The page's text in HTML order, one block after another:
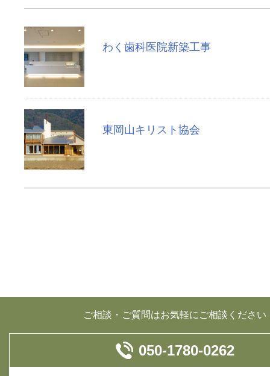
わく歯科医院新築工事
東岡山キリスト協会
ご相談・ご質問はお気軽にご相談ください
050-1780-0262